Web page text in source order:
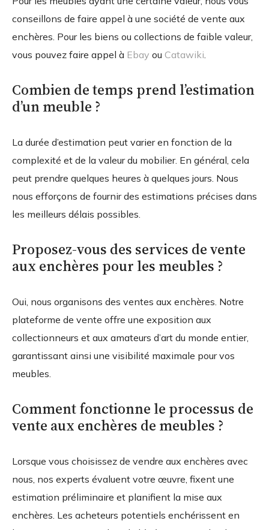
conseillons de faire appel à une société de vente aux
enchères. Pour les biens ou collections de faible valeur,
vous pouvez faire appel à Ebay ou Catawiki.
Combien de temps prend l’estimation
d’un meuble ?
La durée d’estimation peut varier en fonction de la
complexité et de la valeur du mobilier. En général, cela
peut prendre quelques heures à quelques jours. Nous
nous efforçons de fournir des estimations précises dans
les meilleurs délais possibles.
Proposez-vous des services de vente
aux enchères pour les meubles ?
Oui, nous organisons des ventes aux enchères. Notre
plateforme de vente offre une exposition aux
collectionneurs et aux amateurs d’art du monde entier,
garantissant ainsi une visibilité maximale pour vos
meubles.
Comment fonctionne le processus de
vente aux enchères de meubles ?
Lorsque vous choisissez de vendre aux enchères avec
nous, nos experts évaluent votre œuvre, fixent une
estimation préliminaire et planifient la mise aux
enchères. Les acheteurs potentiels enchérissent en